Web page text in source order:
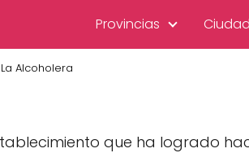
Provincias
La Alcoholera
que ha logrado